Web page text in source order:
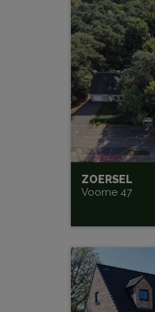
ZOERSEL
Voorne 47
Ruim
Zuid